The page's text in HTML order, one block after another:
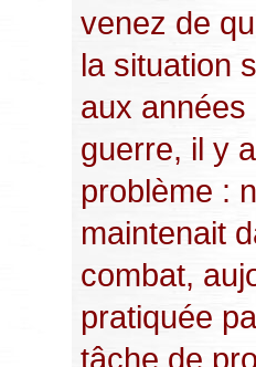
venez de
la situation
aux
guerre, il y
problème :
maintenait
combat,
pratiquée
tâche de